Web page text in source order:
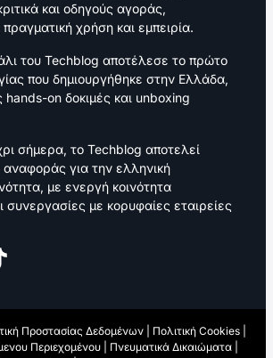
και οδηγούς αγοράς,
χρήση και εμπειρία.
του Techblog αποτέλεσε το πρώτο
που δημιουργήθηκε στην Ελλάδα,
hands-on δοκιμές και unboxing
σήμερα, το Techblog αποτελεί
για την ελληνική
με ενεργή κοινότητα
με κορυφαίες εταιρείες
Προστασίας Δεδομένων| Πολιτική Cookies|
Περιεχομένου
Πνευματικά Δικαιώματα